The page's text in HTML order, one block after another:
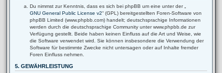
Du nimmst zur Kenntnis, dass es sich bei phpBB um eine unter der „
GNU General Public License v2“ (GPL) bereitgestellten Foren-Software von
phpBB Limited (www.phpbb.com) handelt; deutschsprachige Informationen
werden durch die deutschsprachige Community unter www.phpbb.de zur
Verfügung gestellt. Beide haben keinen Einfluss auf die Art und Weise, wie
die Software verwendet wird. Sie können insbesondere die Verwendung der
Software für bestimmte Zwecke nicht untersagen oder auf Inhalte fremder
Foren Einfluss nehmen.
5. GEWÄHRLEISTUNG